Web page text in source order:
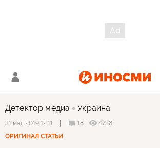
Детектор медиа Украина
31 мая 2019 12:11 18
4738
ОРИГИНАЛ СТАТЬИ